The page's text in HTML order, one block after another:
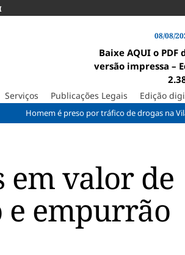
08/08/
Baixe AQUI o PDF
versão impressa –
Serviços Publicações Legais Edição
é preso por tráfico de drogas na Vila de
em valor de
e empurrão